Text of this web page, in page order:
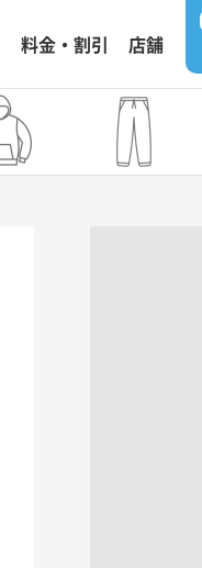
料金・割引 店舗